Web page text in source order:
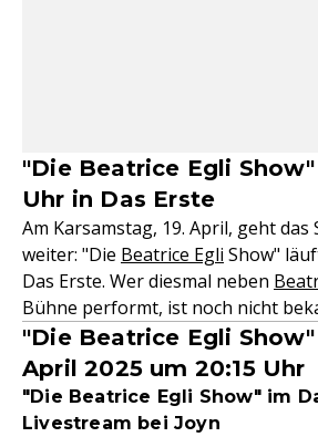
"Die Beatrice Egli Show"
Uhr in Das Erste
Am Karsamstag, 19. April, geht das
weiter: "Die Beatrice Egli Show"
Das Erste. Wer diesmal neben
Bühne performt, ist noch nicht
"Die Beatrice Egli
April 2025 um 20:15 Uhr
"Die Beatrice Egli Show" im
Livestream bei Joyn